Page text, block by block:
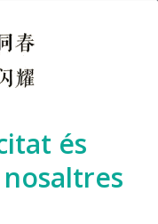
és
Escenari 2 ANX 2024